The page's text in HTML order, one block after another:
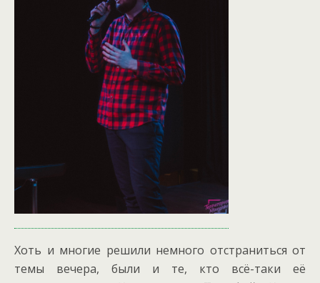
Хоть и многие решили немного отстраниться от
темы вечера, были и те, кто всё-таки её